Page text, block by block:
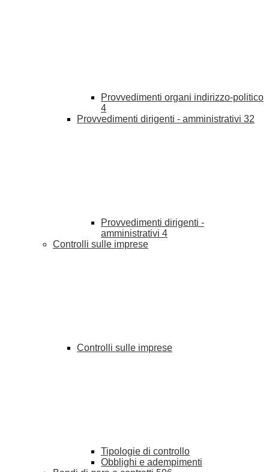
Provvedimenti organi indirizzo-politico
4
Provvedimenti dirigenti - amministrativi 32
Provvedimenti dirigenti -
amministrativi 4
Controlli sulle imprese
Controlli sulle imprese
Tipologie di controllo
Obblighi e adempimenti